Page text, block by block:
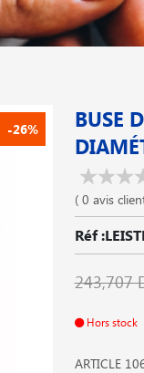
-26%
BUSE
( 0 avis
Réf
243,707
Hors stock
ARTICLE